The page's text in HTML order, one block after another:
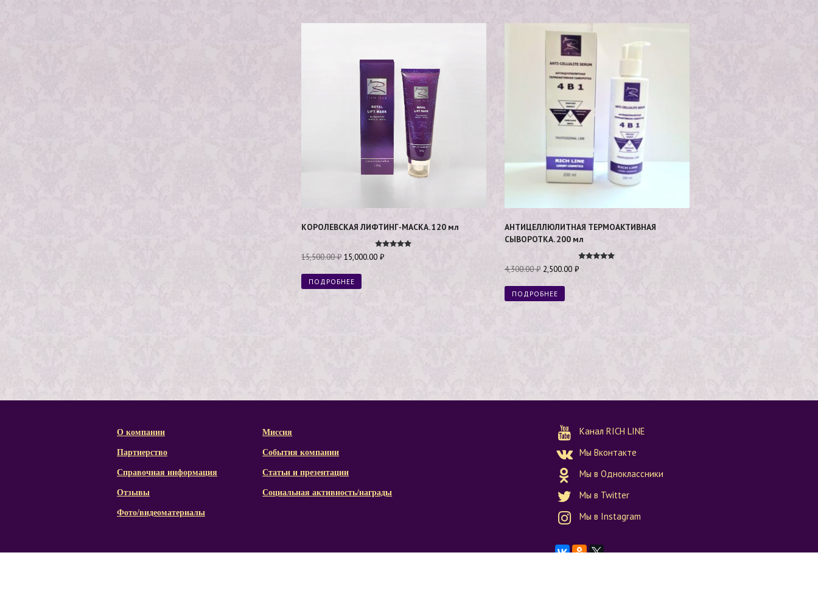
КОРОЛЕВСКАЯ ЛИФТИНГ-МАСКА. 120 мл
Оценка
4.92
15,500.00₽ 15,000.00 ₽
ПОДРОБНЕЕ
АНТИЦЕЛЛЮЛИТНАЯ ТЕРМОАКТИВНАЯ
СЫВОРОТКА. 200 мл
Оценка
4,300.00₽ 2,500.00 ₽
ПОДРОБНЕЕ
О компании Миссия
Партнерство События компании
Справочная информация Статьи и презентации
Отзывы Социальная активность/награды
Фото/видеоматериалы
Канал RICH LINE
Мы Вконтакте
Мы в Одноклассники
Мы в Twitter
Мы в Instagram